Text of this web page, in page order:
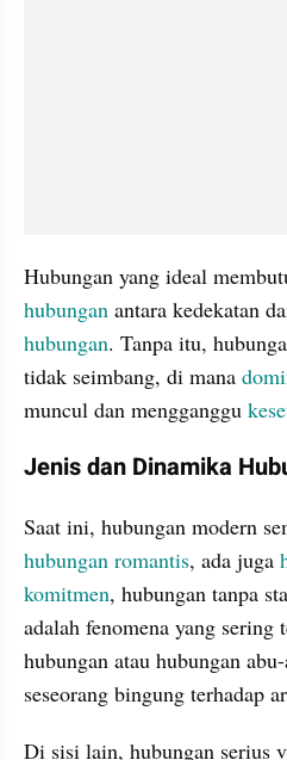
Hubungan yang ideal
hubungan antara kedekatan
hubungan. Tanpa itu,
tidak seimbang, di mana
muncul dan mengganggu
Jenis dan Dinamika
hubungan romantis, ada juga
komitmen, hubungan tanpa
adalah fenomena yang
hubungan atau hubungan
seseorang bingung terhadap
Di sisi lain, hubungan serius